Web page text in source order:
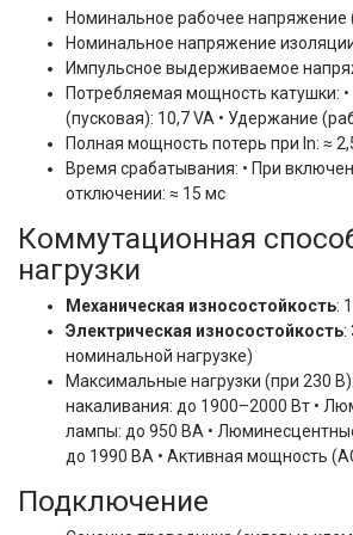
Номинальное рабочее напряжение
Номинальное напряжение
Импульсное выдерживаемое
Потребляемая мощность катушки:
(пусковая): 10,7 VA • Удержание
Полная мощность потерь при In: ≈
Время срабатывания: • При
отключении: ≈ 15 мс
Коммутационная
нагрузки
Механическая износостойкость:
Электрическая износостойкость:
номинальной нагрузке)
Максимальные нагрузки (при 230
накаливания: до 1900–2000 Вт •
лампы: до 950 ВА •
до 1990 ВА • Активная мощность
Подключение